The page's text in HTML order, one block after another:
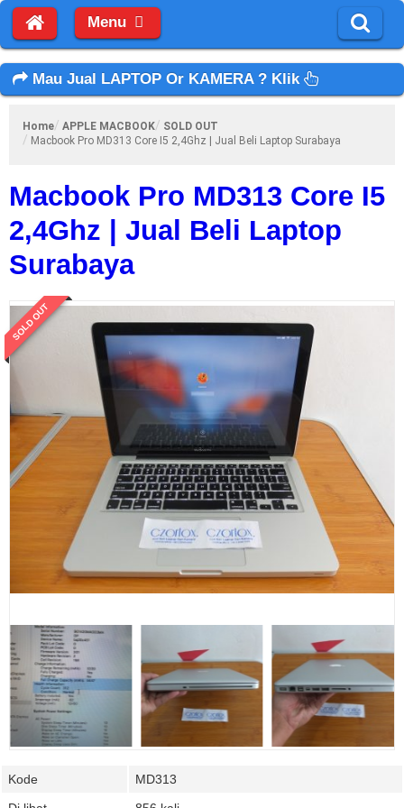
Menu
Mau Jual LAPTOP Or KAMERA ? Klik
Home APPLE MACBOOK
SOLD OUT
Macbook Pro MD313 Core I5 2,4Ghz | Jual Beli Laptop Surabaya
Macbook Pro MD313 Core I5
2,4Ghz | Jual Beli Laptop
Surabaya
SOLD OUT
Kode
MD313